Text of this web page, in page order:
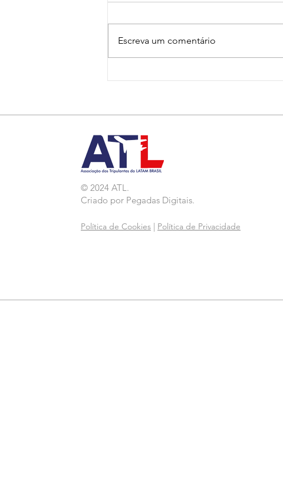
Escreva um comentário
© 2024 ATL.
Criado por Pegadas Digitais.
Política de Cookies Política de Privacidade